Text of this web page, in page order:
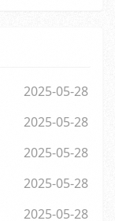
2025-05-28
2025-05-28
2025-05-28
2025-05-28
2025-05-28